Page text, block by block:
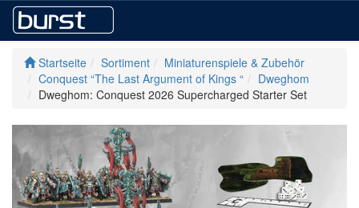
Startseite Sortiment
Miniaturenspiele & Zubehör
Conquest “The Last Argument of Kings “
Dweghom
Dweghom: Conquest 2026 Supercharged Starter Set